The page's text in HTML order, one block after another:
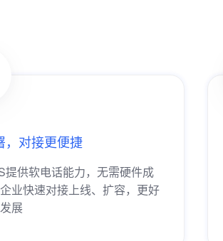
，对接更便捷
提供软电话能力，无需硬件成
业快速对接上线、扩容，更好
展